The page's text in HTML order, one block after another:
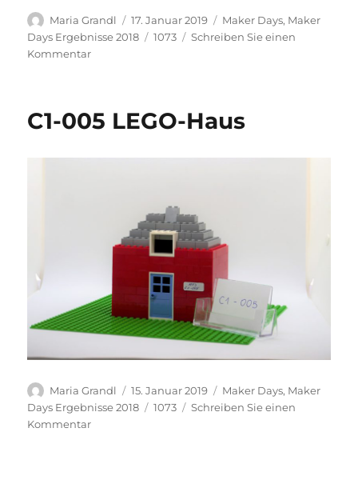
Autor
Maria Grandl
Veröffentlicht
am
17. Januar 2019 Kategorien
Maker Days, Maker
Days Ergebnisse 2018
Schlagwörter
1073
Schreiben Sie einen
Kommentarzu
C1-005 LEGO-Haus
Autor
Maria Grandl
Veröffentlicht
am
15. Januar 2019 Kategorien
Maker Days, Maker
Days Ergebnisse 2018
Schlagwörter
1073
Schreiben Sie einen
Kommentarzu